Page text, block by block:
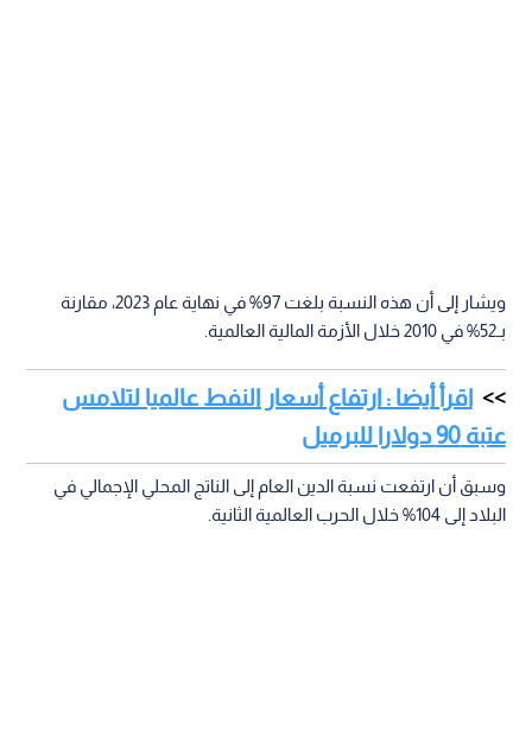
ويشار إلى أن هذه النسبة بلغت 97% في نهاية عام 2023، مقارنة
بـ52% في 2010 خلال الأزمة المالية العالمية.
اقرأ أيضا : ارتفاع أسعار النفط عالميا لتلامس
عتبة 90 دولارا للبرميل
وسبق أن ارتفعت نسبة الدين العام إلى الناتج المحلي الإجمالي في
البلاد إلى 104% خلال الحرب العالمية الثانية.